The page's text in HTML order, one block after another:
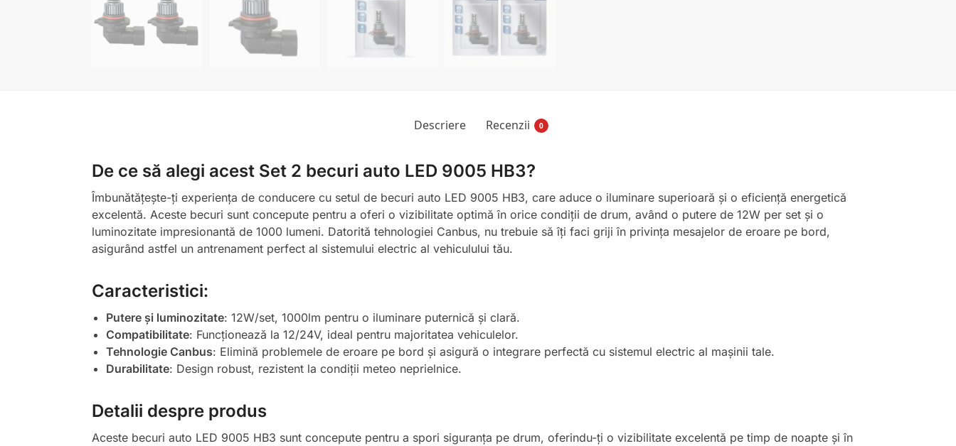
Descriere Recenzii 0
De ce să alegi acest Set 2 becuri auto LED 9005 HB3?
Îmbunătățește-ți experiența de conducere cu setul de becuri auto LED 9005 HB3, care aduce o iluminare superioară și o eficiență energetică
excelentă. Aceste becuri sunt concepute pentru a oferi o vizibilitate optimă în orice condiții de drum, având o putere de 12W per set și o
luminozitate impresionantă de 1000 lumeni. Datorită tehnologiei Canbus, nu trebuie să îți faci griji în privința mesajelor de eroare pe bord,
asigurând astfel un antrenament perfect al sistemului electric al vehiculului tău.
Caracteristici:
Putere și luminozitate: 12W/set, 1000lm pentru o iluminare puternică și clară.
Compatibilitate: Funcționează la 12/24V, ideal pentru majoritatea vehiculelor.
Tehnologie Canbus: Elimină problemele de eroare pe bord și asigură o integrare perfectă cu sistemul electric al mașinii tale.
Durabilitate: Design robust, rezistent la condiții meteo neprielnice.
Detalii despre produs
Aceste becuri auto LED 9005 HB3 sunt concepute pentru a spori siguranța pe drum, oferindu-ți o vizibilitate excelentă pe timp de noapte și în